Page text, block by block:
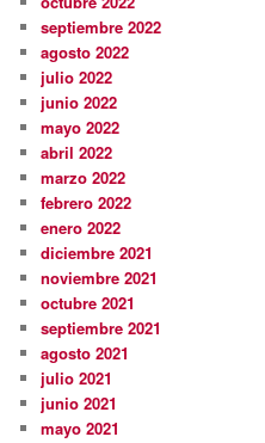
septiembre 2022
agosto 2022
julio 2022
junio 2022
mayo 2022
abril 2022
marzo 2022
febrero 2022
enero 2022
diciembre 2021
noviembre 2021
octubre 2021
septiembre 2021
agosto 2021
julio 2021
junio 2021
mayo 2021